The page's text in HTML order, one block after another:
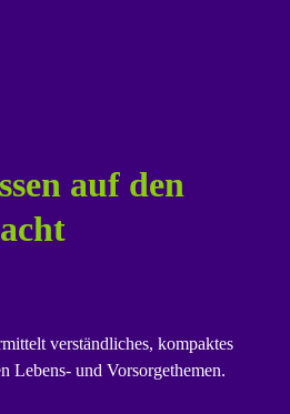
auf den
verständliches, kompaktes
Lebens- und Vorsorgethemen.